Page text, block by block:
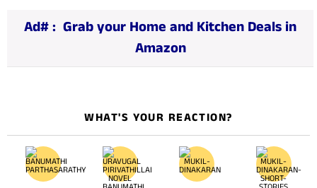
Ad# : Grab your Home and Kitchen Deals in
Amazon
WHAT'S YOUR REACTION?